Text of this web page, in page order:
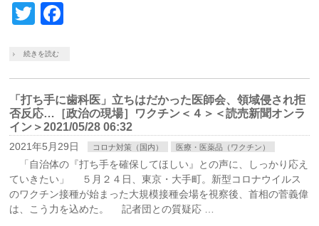
Twitter
続きを読む
「打ち手に歯科医」立ちはだかった医師会、領域侵され拒
否反応…［政治の現場］ワクチン＜４＞＜読売新聞オンラ
イン＞2021/05/28 06:32
2021年5月29日 コロナ対策（国内） 医療・医薬品（ワクチン）
「自治体の『打ち手を確保してほしい』との声に、しっかり応え
ていきたい」 ５月２４日、東京・大手町。新型コロナウイルス
のワクチン接種が始まった大規模接種会場を視察後、首相の菅義偉
は、こう力を込めた。 記者団との質疑応 …